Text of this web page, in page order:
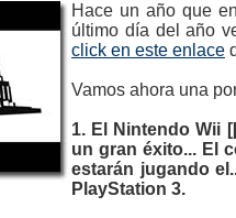
Hace un año que
último día del año
click en este enlace
Vamos ahora una
1. El Nintendo Wii
un gran éxito... El
estarán jugando
PlayStation 3.